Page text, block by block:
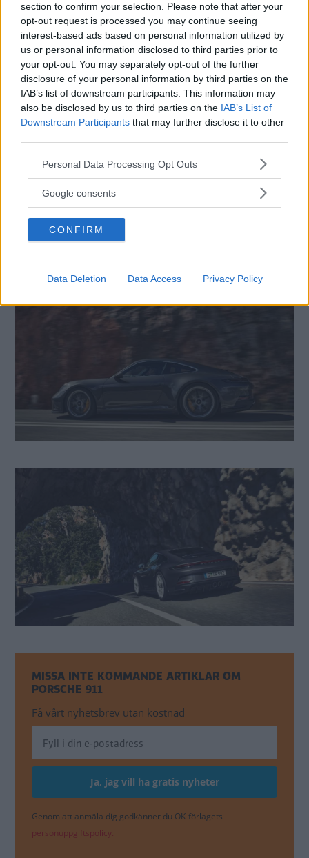
section to confirm your selection. Please note that after your
opt-out request is processed you may continue seeing
interest-based ads based on personal information utilized by
us or personal information disclosed to third parties prior to
your opt-out. You may separately opt-out of the further
disclosure of your personal information by third parties on the
IAB’s list of downstream participants. This information may
also be disclosed by us to third parties on the IAB’s List of
Downstream Participants that may further disclose it to other
Please note that this website/app uses one or more Google
not limited to your visit or usage behaviour. You may click to
use your data for below specified purposes in below Google
consent section.
Personal Data Processing Opt Outs
Google consents
CONFIRM
Data Deletion Data Access Privacy Policy
MISSA INTE KOMMANDE ARTIKLAR OM
PORSCHE 911
Få vårt nyhetsbrev utan kostnad
Genom att anmäla dig godkänner du OK-förlagets
personuppgiftspolicy.